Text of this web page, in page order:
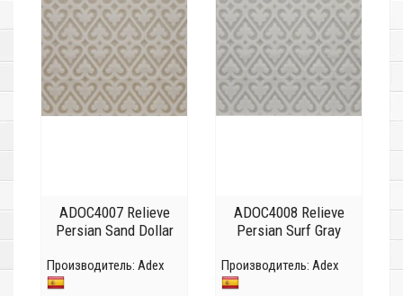
ADOC4007 Relieve
Persian Sand Dollar
Производитель: Adex
ADOC4008 Relieve
Persian Surf Gray
Производитель: Adex